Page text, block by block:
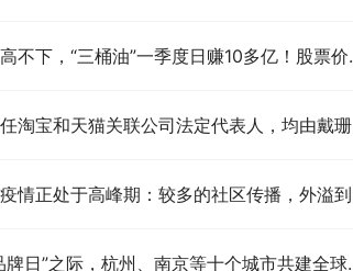
不下，“三桶油”一季度日赚10多亿！股票价格上涨
淘宝和天猫关联公司法定代表人，均由戴珊来接任
情正处于高峰期：较多的社区传播，外溢到多个省市
”之际，杭州、南京等十个城市共建全球跨境电商品牌研究中心